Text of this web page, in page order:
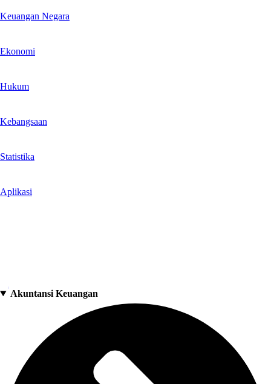
Keuangan Negara
Ekonomi
Hukum
Kebangsaan
Statistika
Aplikasi
Akuntansi Keuangan